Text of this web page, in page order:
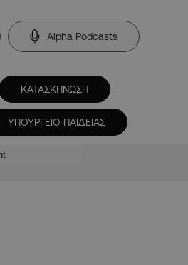
Alpha Podcasts
ΚΑΤΑΣΚΗΝΩΣΗ
ΥΠΟΥΡΓΕΙΟ ΠΑΙΔΕΙΑΣ